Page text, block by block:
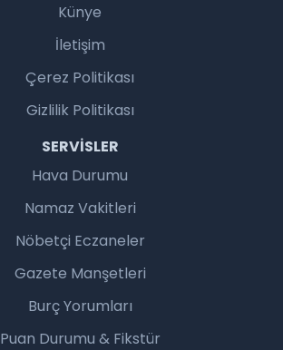
Künye
İletişim
Çerez Politikası
Gizlilik Politikası
SERVISLER
Hava Durumu
Namaz Vakitleri
Nöbetçi Eczaneler
Gazete Manşetleri
Burç Yorumları
Puan Durumu & Fikstür